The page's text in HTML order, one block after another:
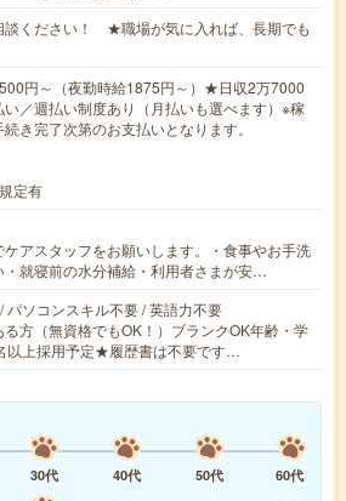
談ください！ ★職場が気に入れば、長期でも
円～（夜勤時給1875円～）★日収2万7000
／週払い制度あり（月払いも選べます）※稼
き完了次第のお支払いとなります。
定有
アスタッフをお願いします。・食事やお手洗
・就寝前の水分補給・利用者さまが安…
パソコンスキル不要 / 英語力不要
方（無資格でもOK！）ブランクOK年齢・学
以上採用予定★履歴書は不要です…
30代 40代 50代
60代